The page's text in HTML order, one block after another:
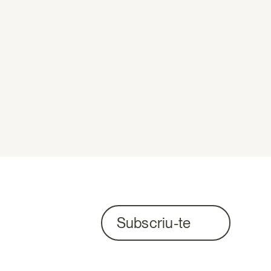
Subscriu-te